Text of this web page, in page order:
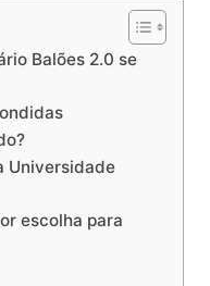
Balões 2.0 se
Universidade
escolha para